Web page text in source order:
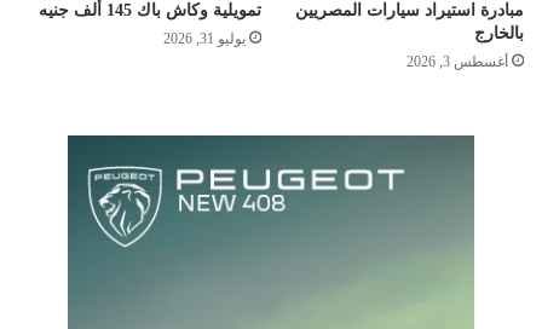
مبادرة استيراد سيارات المصريين
بالخارج
أغسطس 3, 2026
تمويلية وكاش باك 145 ألف جنيه
يوليو 31, 2026